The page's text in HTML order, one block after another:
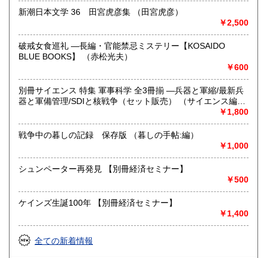
ら、高く評価させていただきます。
「出張買取」「持込買取」「宅配便による買取」にて行って
おります。まずは、ご希望の買取方法をご連絡下さい。その
際に、お売りいただけるお品の内容・数量も、合わせてお知
らせください。
美術工芸、外国文学、趣味、サブカルチャー、古書一般（そ
新潮日本文学 36 田宮虎彦集 （田宮虎彦）
￥2,500
破戒女食巡礼 ―長編・官能禁忌ミステリー【KOSAIDO
BLUE BOOKS】 （赤松光夫）
￥600
別冊サイエンス 特集 軍事科学 全3冊揃 ―兵器と軍縮/最新兵
器と軍備管理/SDIと核戦争（セット販売） （サイエンス編集
￥1,800
戦争中の暮しの記録 保存版 （暮しの手帖:編）
￥1,000
シュンペーター再発見 【別冊経済セミナー】
￥500
ケインズ生誕100年 【別冊経済セミナー】
￥1,400
全ての新着情報